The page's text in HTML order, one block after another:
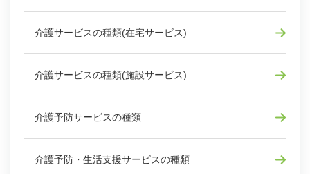
介護サービスの種類(在宅サービス)
介護サービスの種類(施設サービス)
介護予防サービスの種類
介護予防・生活支援サービスの種類